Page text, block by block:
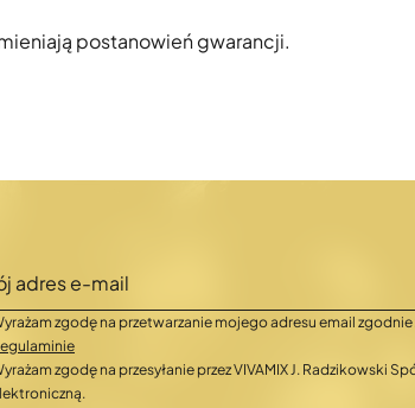
postanowień gwarancji.
zgodę na przetwarzanie mojego adresu email
zgodę na przesyłanie przez VIVAMIX J. Radzikowski